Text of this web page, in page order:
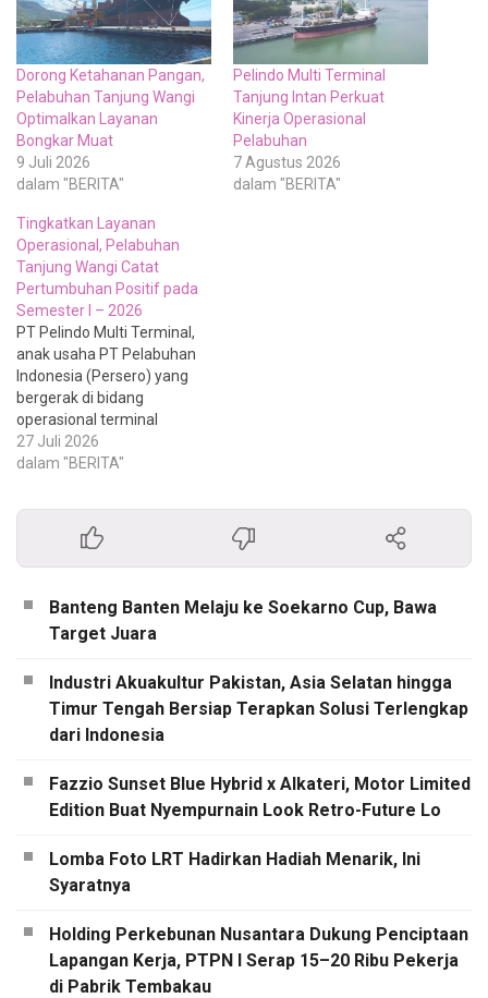
Dorong Ketahanan Pangan,
Pelabuhan Tanjung Wangi
Optimalkan Layanan
Bongkar Muat
9 Juli 2026
dalam "BERITA"
Pelindo Multi Terminal
Tanjung Intan Perkuat
Kinerja Operasional
Pelabuhan
7 Agustus 2026
dalam "BERITA"
Tingkatkan Layanan
Operasional, Pelabuhan
Tanjung Wangi Catat
Pertumbuhan Positif pada
Semester I – 2026
PT Pelindo Multi Terminal,
anak usaha PT Pelabuhan
Indonesia (Persero) yang
bergerak di bidang
operasional terminal
nonpetikemas, terus
memperkuat layanan
curah di Branch Tanjung
Wangi. Hingga Semester I
Tahun 2026, arus curah cair
yang dilayani mencapai
signifikan dibandingkan
periode yang sama tahun
27 Juli 2026
dalam "BERITA"
Banteng Banten Melaju ke Soekarno Cup, Bawa
Target Juara
Industri Akuakultur Pakistan, Asia Selatan hingga
Timur Tengah Bersiap Terapkan Solusi Terlengkap
dari Indonesia
Fazzio Sunset Blue Hybrid x Alkateri, Motor Limited
Edition Buat Nyempurnain Look Retro-Future Lo
Lomba Foto LRT Hadirkan Hadiah Menarik, Ini
Syaratnya
Holding Perkebunan Nusantara Dukung Penciptaan
Lapangan Kerja, PTPN I Serap 15–20 Ribu Pekerja
di Pabrik Tembakau